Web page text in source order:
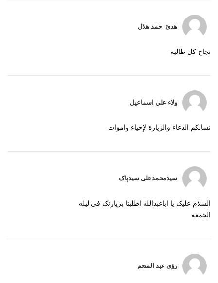
هدئ احمد هلال
نجاح كل طالبه
ولاء علي اسماعيل
نسالكم الدعاء والزيارة لإحياء واموات
سیدمحمدعلی سیدپاک
السلام علیک یا اباعبدالله اطلبنا بزیارتک فی لیله
الجمعه
رؤى عبد المنعم